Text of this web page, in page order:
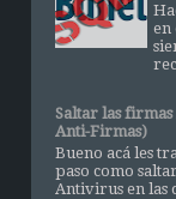
en
Saltar las
Anti-Firmas)
Bueno acá les
paso como
Antivirus en las